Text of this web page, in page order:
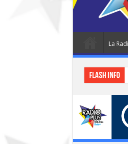
La
Flash info